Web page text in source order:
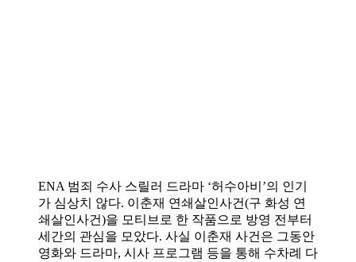
ENA 범죄 수사 스릴러 드라마 ‘허수아비’의 인기
가 심상치 않다. 이춘재 연쇄살인사건(구 화성 연
쇄살인사건)을 모티브로 한 작품으로 방영 전부터
세간의 관심을 모았다. 사실 이춘재 사건은 그동안
영화와 드라마, 시사 프로그램 등을 통해 수차례 다